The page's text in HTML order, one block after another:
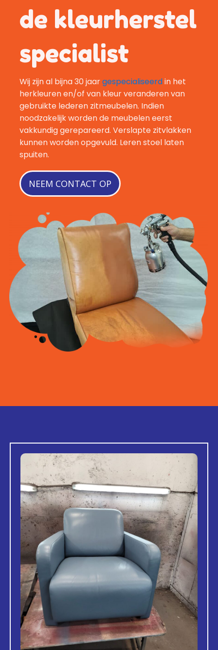
de kleurherstel
specialist
Wij zijn al bijna 30 jaargespecialiseerdin het
herkleuren en/of van kleur veranderen van
gebruikte lederen zitmeubelen. Indien
noodzakelijk worden de meubelen eerst
vakkundig gerepareerd. Verslapte zitvlakken
kunnen worden opgevuld. Leren stoel laten
spuiten.
NEEM CONTACT OP